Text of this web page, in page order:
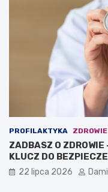
PROFILAKTYKA ZDROWIE
ZADBASZ O
KLUCZ DO
22 lipca 2026